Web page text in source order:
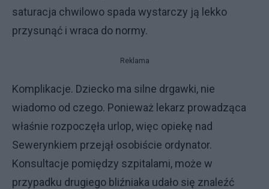
saturacja chwilowo spada wystarczy ją lekko
przysunąć i wraca do normy.
Reklama
Komplikacje. Dziecko ma silne drgawki, nie
wiadomo od czego. Ponieważ lekarz prowadząca
właśnie rozpoczęła urlop, więc opiekę nad
Sewerynkiem przejął osobiście ordynator.
Konsultacje pomiędzy szpitalami, może w
przypadku drugiego bliźniaka udało się znaleźć